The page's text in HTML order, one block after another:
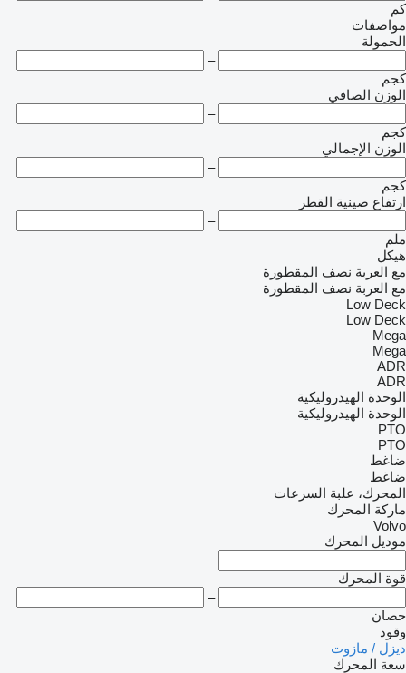
كم
مواصفات
الحمولة
–
كجم
الوزن الصافي
–
كجم
الوزن الإجمالي
–
كجم
ارتفاع صينية القطر
–
ملم
هيكل
مع العربة نصف المقطورة
مع العربة نصف المقطورة
Low Deck
Low Deck
Mega
Mega
ADR
ADR
الوحدة الهيدروليكية
الوحدة الهيدروليكية
PTO
PTO
ضاغط
ضاغط
المحرك، علبة السرعات
ماركة المحرك
Volvo
موديل المحرك
قوة المحرك
–
حصان
وقود
ديزل / مازوت
سعة المحرك